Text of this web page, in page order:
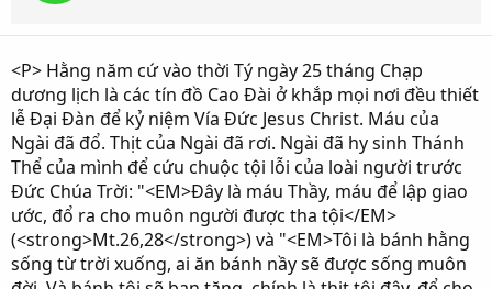
<P> Hằng năm cứ vào thời Tý ngày 25 tháng Chạp
dương lịch là các tín đồ Cao Đài ở khắp mọi nơi đều thiết
lễ Đại Đàn để kỷ niệm Vía Đức Jesus Christ. Máu của
Ngài đã đổ. Thịt của Ngài đã rơi. Ngài đã hy sinh Thánh
Thể của mình để cứu chuộc tội lỗi của loài người trước
Đức Chúa Trời: "<EM>Đây là máu Thầy, máu để lập giao
ước, đổ ra cho muôn người được tha tội</EM>
(<strong>Mt.26,28</strong>) và "<EM>Tôi là bánh hằng
sống từ trời xuống, ai ăn bánh nầy sẽ được sống muôn